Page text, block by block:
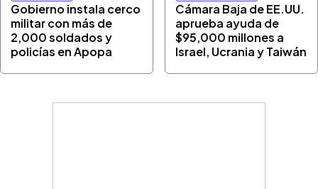
Gobierno instala cerco
militar con más de
2,000 soldados y
policías en Apopa
Cámara Baja de EE.UU.
aprueba ayuda de
$95,000 millones a
Israel, Ucrania y Taiwán